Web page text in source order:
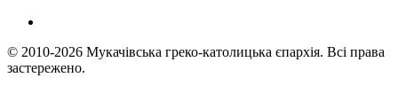
© 2010-2026 Мукачівська греко-католицька єпархія. Всі права
застережено.